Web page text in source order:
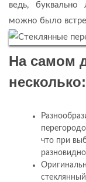
ведь, буквально
можно было
На самом
несколько:
что при